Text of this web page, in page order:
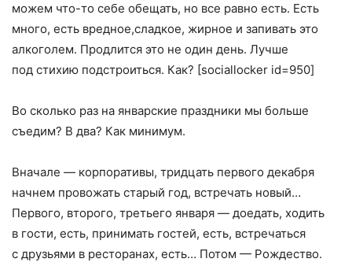
можем что-то себе обещать, но все равно есть. Есть
много, есть вредное,сладкое, жирное и запивать это
алкоголем. Продлится это не один день. Лучше
под стихию подстроиться. Как? [sociallocker id=950]
Во сколько раз на январские праздники мы больше
съедим? В два? Как минимум.
Вначале — корпоративы, тридцать первого декабря
начнем провожать старый год, встречать новый…
Первого, второго, третьего января — доедать, ходить
в гости, есть, принимать гостей, есть, встречаться
с друзьями в ресторанах, есть… Потом — Рождество.